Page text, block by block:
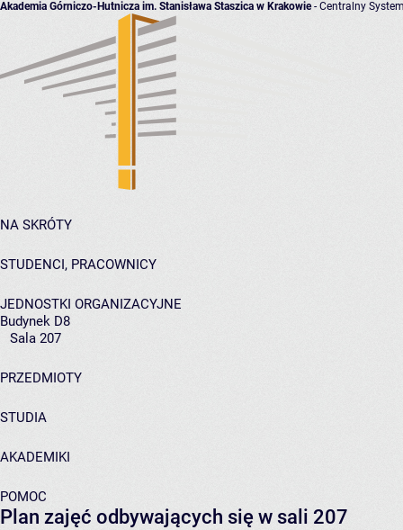
Akademia Górniczo-Hutnicza im. Stanisława Staszica w Krakowie- Centralny
NA SKRÓTY
STUDENCI, PRACOWNICY
JEDNOSTKI ORGANIZACYJNE
Budynek D8
Sala 207
PRZEDMIOTY
STUDIA
AKADEMIKI
POMOC
Plan zajęć odbywających się w sali 207